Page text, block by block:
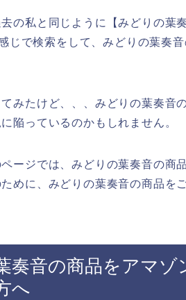
去の私と同じように【みどりの
じで検索をして、みどりの葉奏
みたけど、、、みどりの葉奏音
陥っているのかもしれません。
ージでは、みどりの葉奏音の商
めに、みどりの葉奏音の商品を
奏音の商品をアマゾ
へ